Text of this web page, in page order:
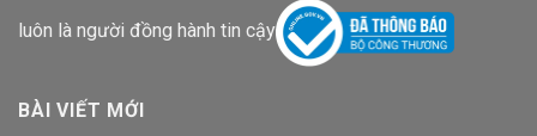
luôn là người đồng hành tin cậy
BÀI VIẾT MỚI